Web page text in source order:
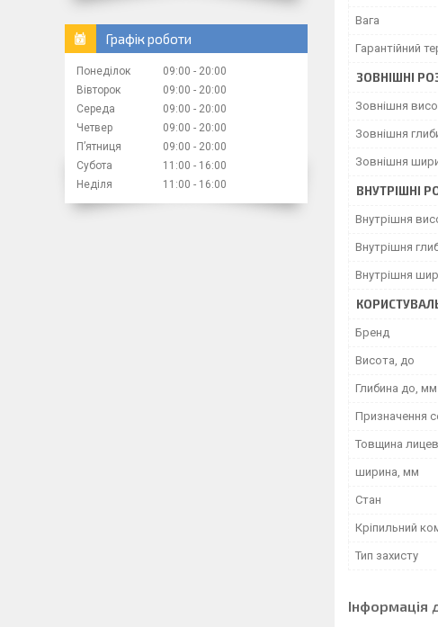
Вага
Гарантійний
ЗОВНІШНІ
Зовнішня
Зовнішня
Зовнішня
ВНУТРІШНІ
Внутрішня
Внутрішня
Внутрішня
Бренд
Висота, до
Глибина до, мм
Призначення
Товщина
ширина, мм
Стан
Кріпильний
Тип захисту
Інформація
Графік роботи
Понеділок 09:00
20:00
Вівторок
09:00
20:00
Середа
09:00
20:00
Четвер
09:00
20:00
Пʼятниця
09:00
20:00
Субота
11:00
16:00
Неділя
11:00 16:00